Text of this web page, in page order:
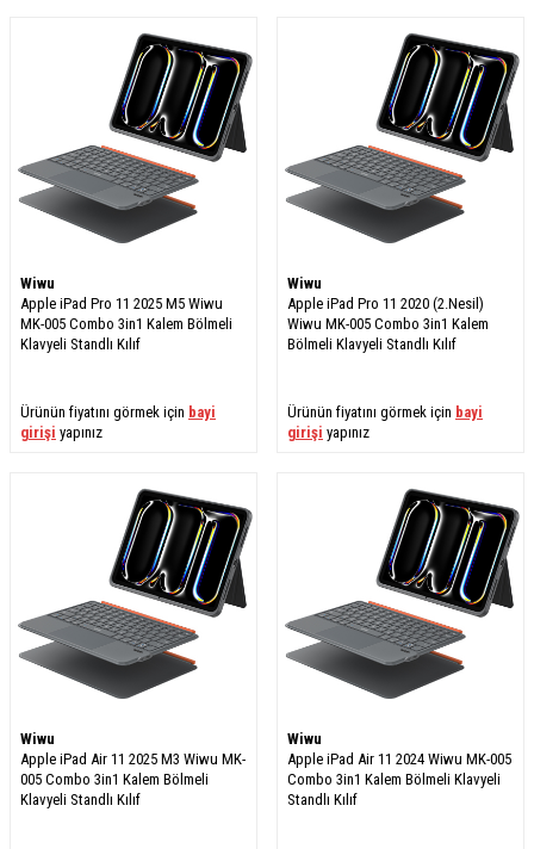
Wiwu
Apple iPad Pro 11 2025 M5 Wiwu
MK-005 Combo 3in1 Kalem Bölmeli
Klavyeli Standlı Kılıf
Ürünün fiyatını görmek için bayi
girişi yapınız
Wiwu
Apple iPad Pro 11 2020 (2.Nesil)
Wiwu MK-005 Combo 3in1 Kalem
Bölmeli Klavyeli Standlı Kılıf
Ürünün fiyatını görmek için bayi
girişi yapınız
Wiwu
Apple iPad Air 11 2025 M3 Wiwu MK-
005 Combo 3in1 Kalem Bölmeli
Klavyeli Standlı Kılıf
Wiwu
Apple iPad Air 11 2024 Wiwu MK-005
Combo 3in1 Kalem Bölmeli Klavyeli
Standlı Kılıf